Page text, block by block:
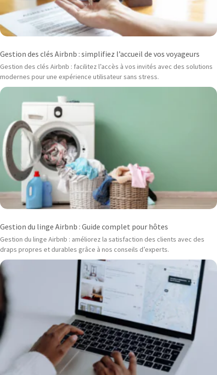
Gestion des clés Airbnb : simplifiez l’accueil de vos voyageurs
Gestion des clés Airbnb : facilitez l’accès à vos invités avec des solutions
modernes pour une expérience utilisateur sans stress.
Gestion du linge Airbnb : Guide complet pour hôtes
Gestion du linge Airbnb : améliorez la satisfaction des clients avec des
draps propres et durables grâce à nos conseils d’experts.